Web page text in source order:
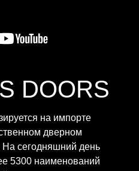
DOORS
на импорте
дверном
На сегодняшний день
5300 наименований